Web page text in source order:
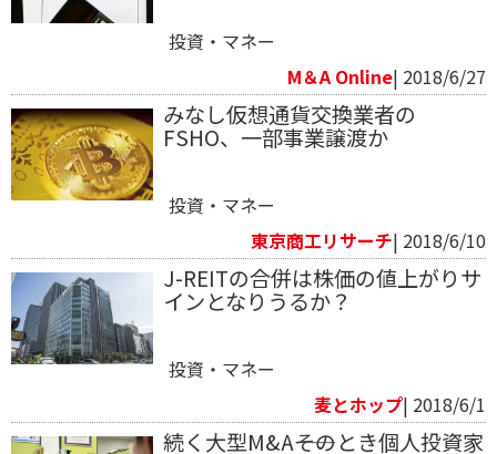
投資・マネー
M＆A Online| 2018/6/27
みなし仮想通貨交換業者の
FSHO、一部事業譲渡か
投資・マネー
東京商工リサーチ| 2018/6/10
J-REITの合併は株価の値上がりサ
インとなりうるか？
投資・マネー
麦とホップ| 2018/6/1
続く大型M&A――そのとき個人投資家